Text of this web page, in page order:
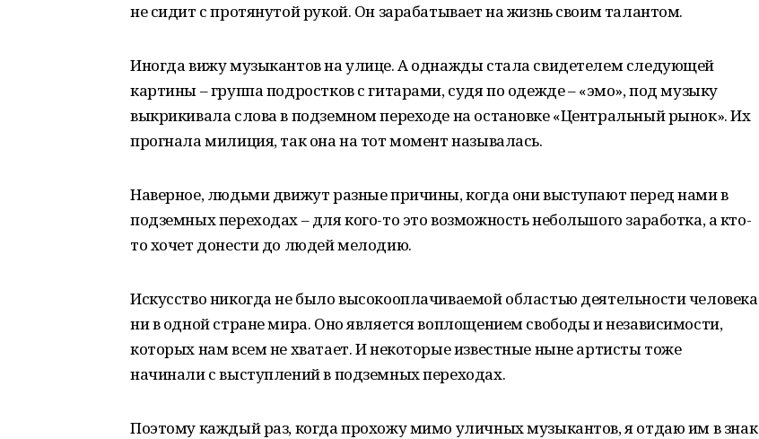
не сидит с протянутой рукой. Он зарабатывает на жизнь своим талантом.
Иногда вижу музыкантов на улице. А однажды стала свидетелем следующей
картины – группа подростков с гитарами, судя по одежде – «эмо», под музыку
выкрикивала слова в подземном переходе на остановке «Центральный рынок». Их
прогнала милиция, так она на тот момент называлась.
Наверное, людьми движут разные причины, когда они выступают перед нами в
подземных переходах – для кого-то это возможность небольшого заработка, а кто-
то хочет донести до людей мелодию.
Искусство никогда не было высокооплачиваемой областью деятельности человека
ни в одной стране мира. Оно является воплощением свободы и независимости,
которых нам всем не хватает. И некоторые известные ныне артисты тоже
начинали с выступлений в подземных переходах.
Поэтому каждый раз, когда прохожу мимо уличных музыкантов, я отдаю им в знак